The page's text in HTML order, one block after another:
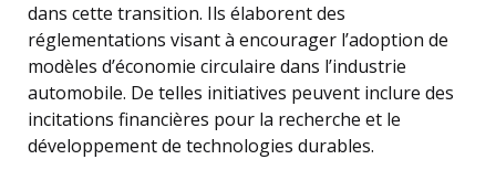
dans cette transition. Ils élaborent des
réglementations visant à encourager l’adoption de
modèles d’économie circulaire dans l’industrie
automobile. De telles initiatives peuvent inclure des
incitations financières pour la recherche et le
développement de technologies durables.